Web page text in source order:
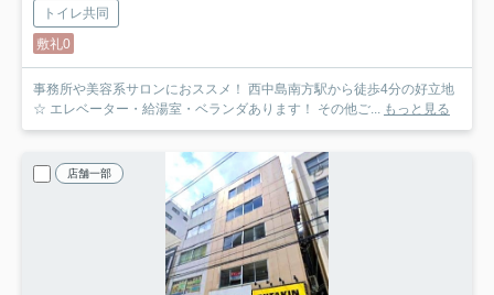
トイレ共同
敷礼0
事務所や美容系サロンにおススメ！ 西中島南方駅から徒歩4分の好立地
☆ エレベーター・給湯室・ベランダあります！ その他ご...
もっと見る
店舗一部